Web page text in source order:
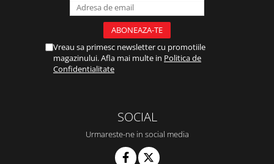
Vreau sa primesc newsletter cu promotiile
magazinului. Afla mai multe in Politica de
Confidentialitate
SOCIAL
Urmareste-ne in social media